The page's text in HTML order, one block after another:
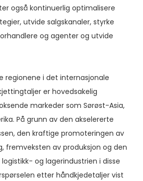
også kontinuerlig optimalisere
utvide salgskanaler, styrke
og agenter og utvide
regionene i det internasjonale
er hovedsakelig
markeder som Sørøst-Asia,
På grunn av den akselererte
den kraftige promoteringen av
fremveksten av produksjon og den
og lagerindustrien i disse
etter håndkjedetaljer vist